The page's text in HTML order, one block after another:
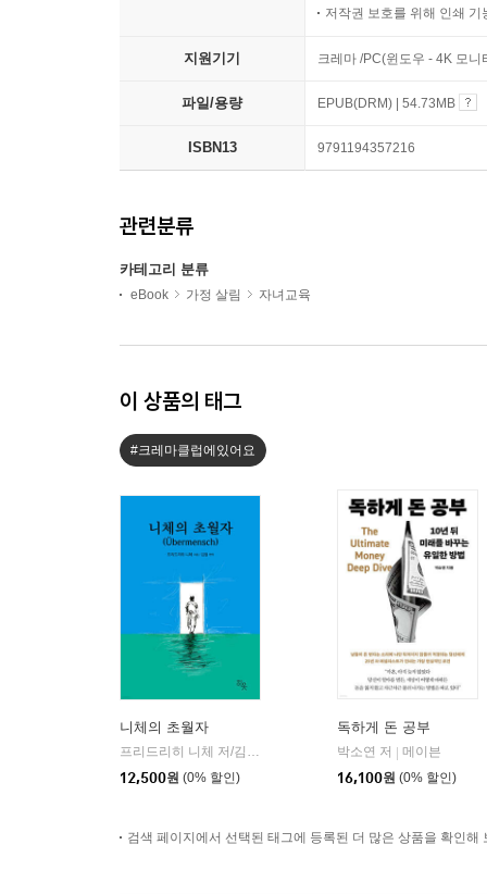
저작권 보호를 위해 인쇄 기
지원기기 크레마 /PC(윈도우 - 4K 모
파일/용량 EPUB(DRM) | 54.73MB
ISBN13 9791194357216
관련분류
카테고리 분류
eBook 가정 살림 자녀교육
이 상품의 태그
#크레마클럽에있어요
니체의 초월자
프리드리히 니체 저/김철 편역
12,500원 (0% 할인)
독하게 돈 공부
박소연 저
메이븐
16,100원 (0% 할인)
검색 페이지에서 선택된 태그에 등록된 더 많은 상품을 확인해